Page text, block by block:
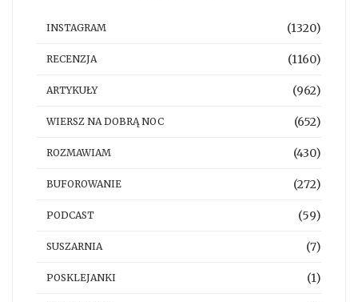
INSTAGRAM (1320)
RECENZJA (1160)
ARTYKUŁY (962)
WIERSZ NA DOBRĄ NOC (652)
ROZMAWIAM (430)
BUFOROWANIE (272)
PODCAST (59)
SUSZARNIA (7)
POSKLEJANKI (1)